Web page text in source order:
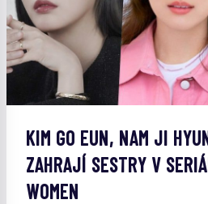
KIM GO EUN, NAM JI
ZAHRAJÍ SESTRY V
WOMEN